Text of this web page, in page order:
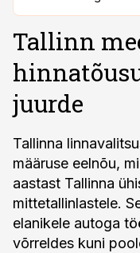
Tallinn
juurde
Tallinna
määruse eelnõu,
aastast Tallinna
mittetallinlastele.
elanikele autoga
võrreldes kuni